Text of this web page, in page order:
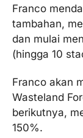
Franco
tambahan,
dan mulai
(hingga 10
Franco akan
Wasteland
berikutnya,
150%.